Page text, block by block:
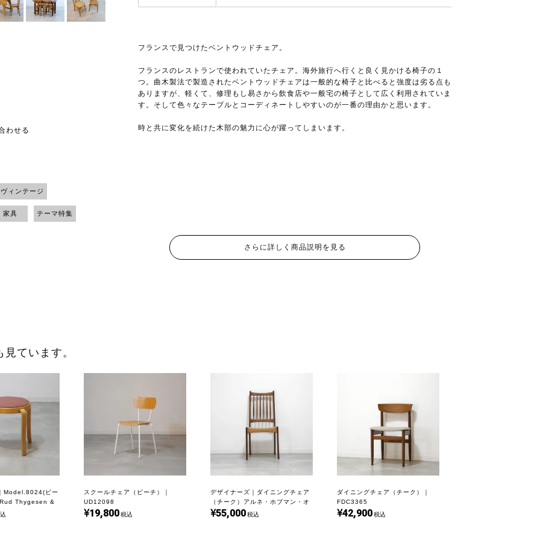
わせる
ィンテージ
家具 テーマ特集
フランスで見つけたベントウッドチェア。
フランスのレストランで使われていたチェア。海外旅行へ行くと良く見かける椅子の１
つ。曲木製法で製造されたベントウッドチェアは一般的な椅子と比べると強度は劣る点も
ありますが、軽くて、修理もし易さから飲食店や一般宅の椅子として広く利用されていま
す。そして色々なテーブルとコーディネートしやすいのが一番の理由かと思います。
時と共に変化を続けた木部の魅力に心が躍ってしまいます。
さらに詳しく商品説明を見る
ています。
Model.8024(ビー
Thygesen &
｜UD18391
スクールチェア（ビーチ）｜
UD12098
19,800税込
デザイナーズ｜ダイニングチェア
（チーク）アルネ・ホブマン・オ
ルセン｜UD22402
55,000税込
ダイニングチェア（チーク）｜
FDC3365
42,900税込